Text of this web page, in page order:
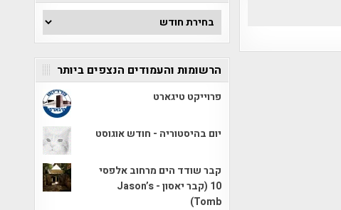
ארכיון
הכתבות
הרשומות והעמודים הנצפים ביותר
פרוייקט טיגארט
יום בהיסטוריה - חודש אוגוסט
קבר שודד הים מרחוב אלפסי
10 (קבר יאסון - Jason’s
Tomb)